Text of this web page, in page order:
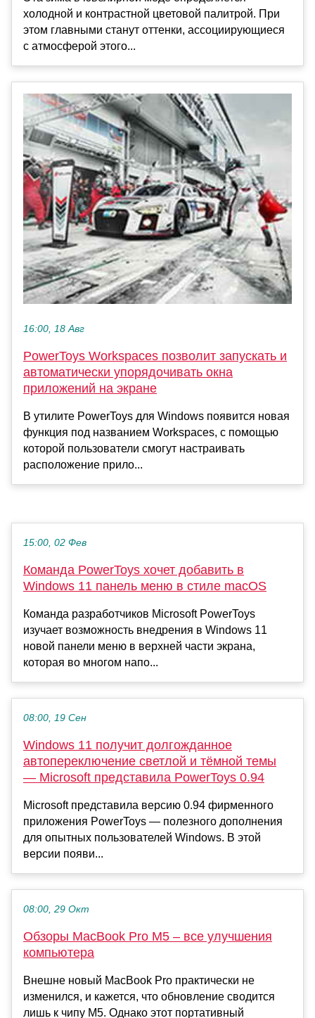
холодной и контрастной цветовой палитрой. При
этом главными станут оттенки, ассоциирующиеся
с атмосферой этого...
16:00, 18 Авг
PowerToys Workspaces позволит запускать и
автоматически упорядочивать окна
приложений на экране
В утилите PowerToys для Windows появится новая
функция под названием Workspaces, с помощью
которой пользователи смогут настраивать
расположение прило...
15:00, 02 Фев
Команда PowerToys хочет добавить в
Windows 11 панель меню в стиле macOS
Команда разработчиков Microsoft PowerToys
изучает возможность внедрения в Windows 11
новой панели меню в верхней части экрана,
которая во многом напо...
08:00, 19 Сен
Windows 11 получит долгожданное
автопереключение светлой и тёмной темы
— Microsoft представила PowerToys 0.94
Microsoft представила версию 0.94 фирменного
приложения PowerToys — полезного дополнения
для опытных пользователей Windows. В этой
версии появи...
08:00, 29 Окт
Обзоры MacBook Pro M5 – все улучшения
компьютера
Внешне новый MacBook Pro практически не
изменился, и кажется, что обновление сводится
лишь к чипу M5. Однако этот портативный